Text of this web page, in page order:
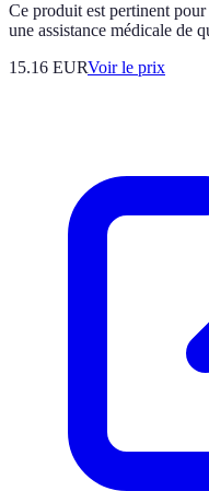
Ce produit est pertinent
une assistance médicale de
15.16 EURVoir le prix